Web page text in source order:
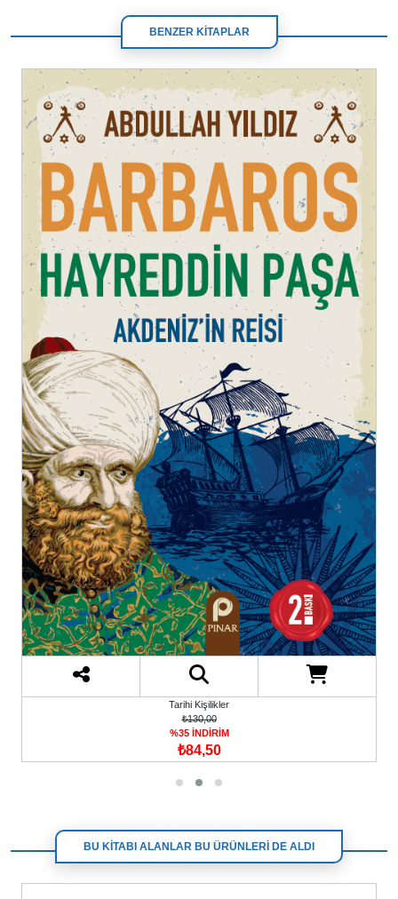
BENZER KİTAPLAR
Tarihi Kişilikler
₺340,00
%35 İNDİRİM
₺221,00
BU KİTABI ALANLAR BU ÜRÜNLERİ DE ALDI